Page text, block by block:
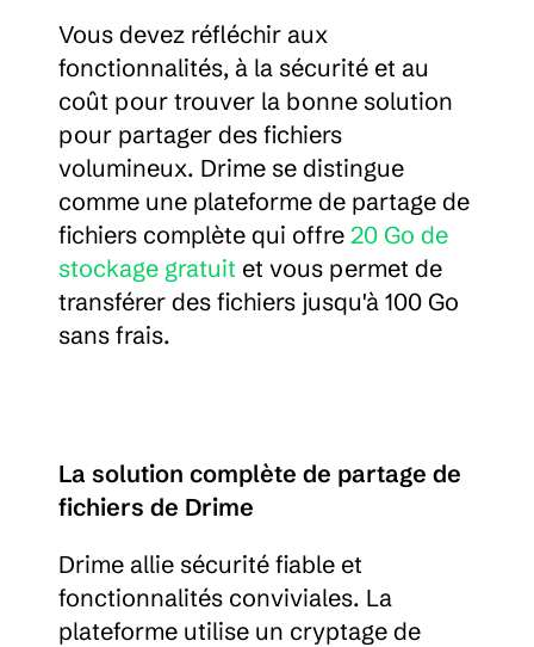
Vous devez réfléchir aux
fonctionnalités, à la sécurité et au
coût pour trouver la bonne solution
pour partager des fichiers
volumineux. Drime se distingue
comme une plateforme de partage de
fichiers complète qui offre 20 Go de
stockage gratuit et vous permet de
transférer des fichiers jusqu'à 100 Go
sans frais.
La solution complète de partage de
fichiers de Drime
Drime allie sécurité fiable et
fonctionnalités conviviales. La
plateforme utilise un cryptage de